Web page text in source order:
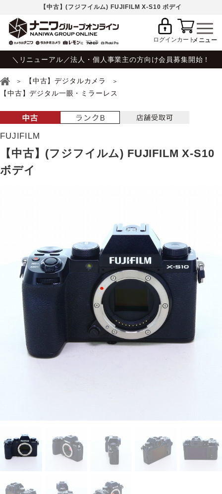
【中古】(フジフイルム) FUJIFILM X-S10 ボデイ
ログインカート
＼リニューアル／法人・個人事業主の方向け会員募集開始！
【中古】デジタルカメラ
【中古】デジタル一眼・ミラーレス
FUJIFILM
【中古】(フジフイルム) FUJIFILM X-S10
ボデイ